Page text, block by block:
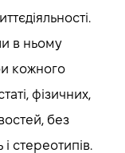
в ньому
кожного
фізичних,
без
стереотипів.